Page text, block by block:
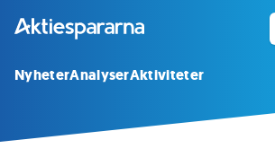
NyheterAnalyserAktiviteter